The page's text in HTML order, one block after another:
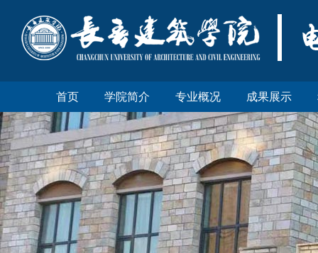
首页 学院简介 专业概况 成果展示